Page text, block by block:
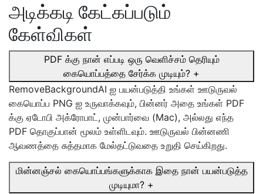
அடிக்கடி கேட்கப்படும்
கேள்விகள்
PDF க்கு நான் எப்படி ஒரு வெளிச்சம் தெரியும்
கையொப்பத்தை சேர்க்க முடியும்? +
RemoveBackgroundAI ஐ பயன்படுத்தி உங்கள் ஊடுருவல்
கையொப்ப PNG ஐ உருவாக்கவும், பின்னர் அதை உங்கள் PDF
க்கு ஏடோபி அக்ரோபாட், முன்பார்வை (Mac), அல்லது எந்த
PDF தொகுப்பான் மூலம் உள்ளிடவும். ஊடுருவல் பின்னணி
ஆவணத்தை சுத்தமாக மேல்தட்டுவதை உறுதி செய்கிறது.
மின்னஞ்சல் கையொப்பங்களுக்காக இதை நான் பயன்படுத்த
முடியுமா? +